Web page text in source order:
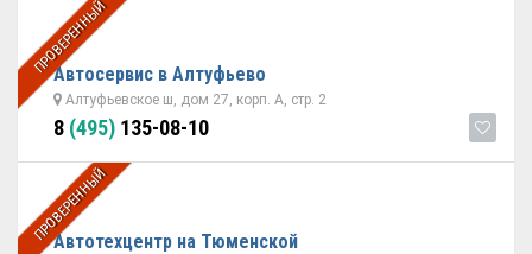
ПРОВЕРЕННЫЙ
Автосервис в Алтуфьево
Алтуфьевское ш, дом 27, корп. А, стр. 2
8 (495) 135-08-10
ПРОВЕРЕННЫЙ
Автотехцентр на Тюменской